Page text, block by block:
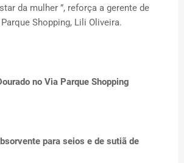
da mulher ”, reforça a gerente de
Shopping, Lili Oliveira.
no Via Parque Shopping
para seios e de sutiã de